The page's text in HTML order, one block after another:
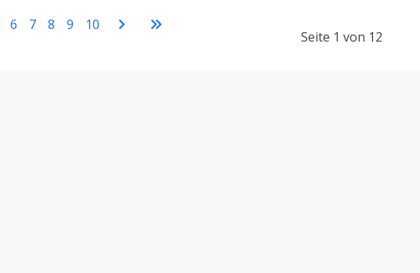
Seite 1 von 12
6 7 8 9 10